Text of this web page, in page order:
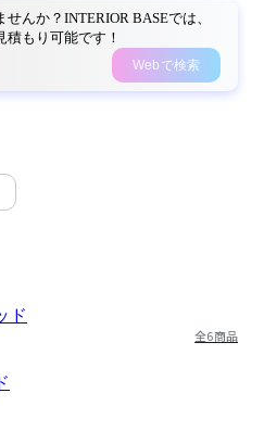
んか？INTERIOR BASEでは、
もり可能です！
Webで検索
全6商品